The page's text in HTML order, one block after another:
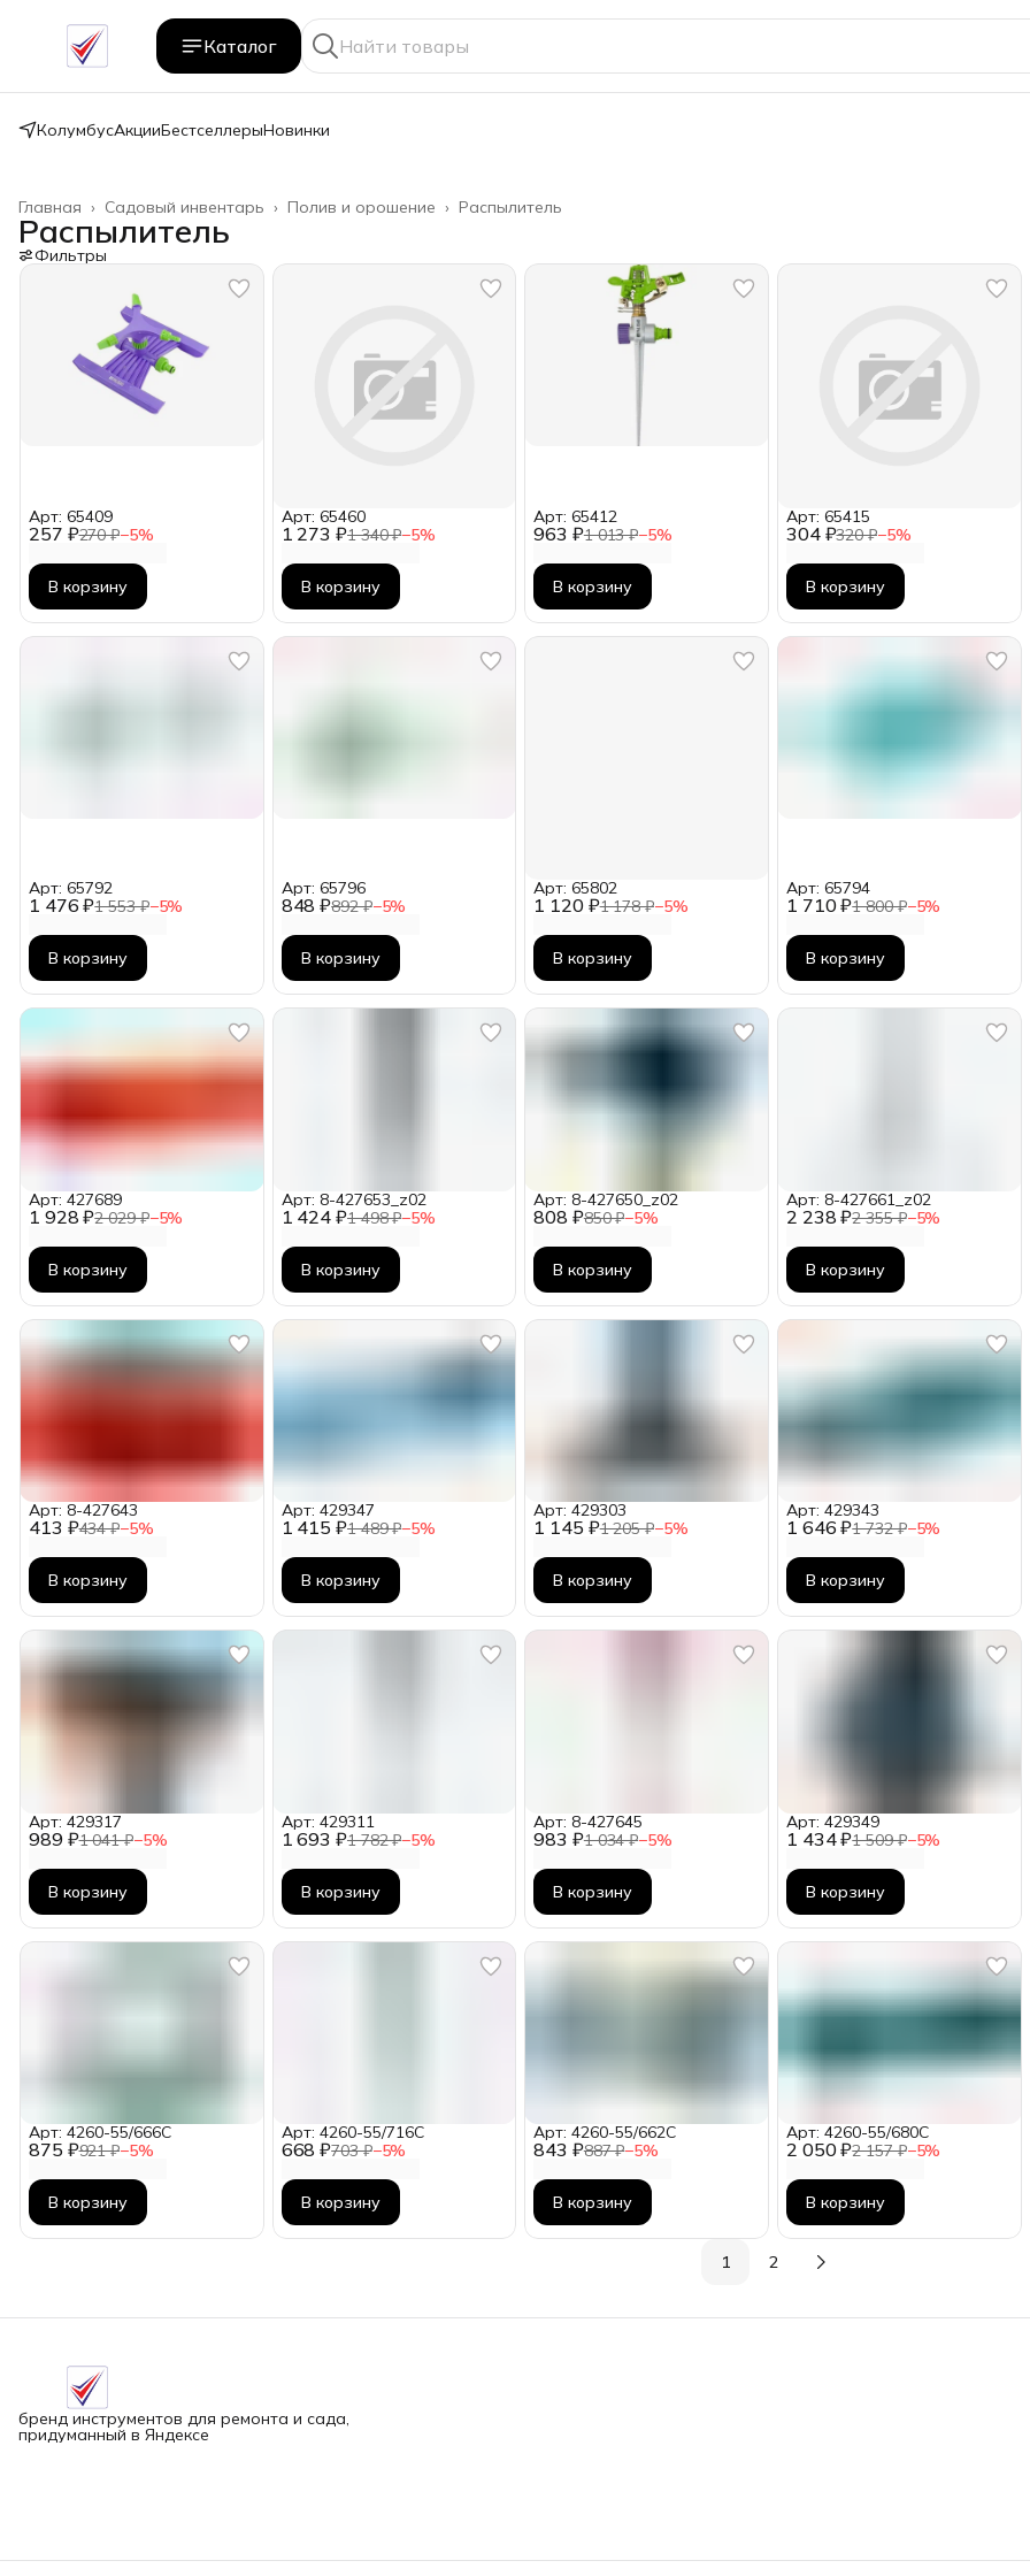
Каталог
КолумбусАкцииБестселлерыНовинки
Распылитель
Полив и орошение ›
Садовый инвентарь ›
Главная ›
Распылитель
Фильтры
257 ₽270 ₽−5%
Арт: 65409
В корзину
1 273 ₽1 340 ₽−5%
Арт: 65460
В корзину
963 ₽1 013 ₽−5%
Арт: 65412
В корзину
304 ₽320 ₽−5%
Арт: 65415
В корзину
1 476 ₽1 553 ₽−5%
Арт: 65792
В корзину
848 ₽892 ₽−5%
Арт: 65796
В корзину
1 120 ₽1 178 ₽−5%
Арт: 65802
В корзину
1 710 ₽1 800 ₽−5%
Арт: 65794
В корзину
1 928 ₽2 029 ₽−5%
Арт: 427689
В корзину
1 424 ₽1 498 ₽−5%
Арт: 8-427653_z02
В корзину
808 ₽850 ₽−5%
Арт: 8-427650_z02
В корзину
2 238 ₽2 355 ₽−5%
Арт: 8-427661_z02
В корзину
413 ₽434 ₽−5%
Арт: 8-427643
В корзину
1 415 ₽1 489 ₽−5%
Арт: 429347
В корзину
1 145 ₽1 205 ₽−5%
Арт: 429303
В корзину
1 646 ₽1 732 ₽−5%
Арт: 429343
В корзину
989 ₽1 041 ₽−5%
Арт: 429317
В корзину
1 693 ₽1 782 ₽−5%
Арт: 429311
В корзину
983 ₽1 034 ₽−5%
Арт: 8-427645
В корзину
1 434 ₽1 509 ₽−5%
Арт: 429349
В корзину
875 ₽921 ₽−5%
Арт: 4260-55/666C
В корзину
668 ₽703 ₽−5%
Арт: 4260-55/716C
В корзину
843 ₽887 ₽−5%
Арт: 4260-55/662C
В корзину
2 050 ₽2 157 ₽−5%
Арт: 4260-55/680C
В корзину
1 2
бренд инструментов для ремонта и сада,
придуманный в Яндексе